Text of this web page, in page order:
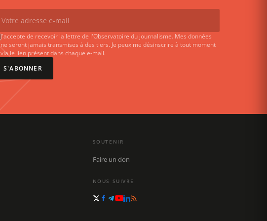
J'accepte de recevoir la lettre de l'Observatoire du journalisme. Mes données
ne seront jamais transmises à des tiers. Je peux me désinscrire à tout moment
via le lien présent dans chaque e-mail.
S'ABONNER
SOUTENIR
Faire un don
NOUS SUIVRE